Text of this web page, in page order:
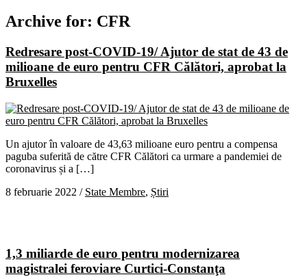
Archive for: CFR
Redresare post-COVID-19/ Ajutor de stat de 43 de
milioane de euro pentru CFR Călători, aprobat la
Bruxelles
Un ajutor în valoare de 43,63 milioane euro pentru a compensa
paguba suferită de către CFR Călători ca urmare a pandemiei de
coronavirus și a […]
8 februarie 2022 / State Membre, Știri
1,3 miliarde de euro pentru modernizarea
magistralei feroviare Curtici-Constanţa